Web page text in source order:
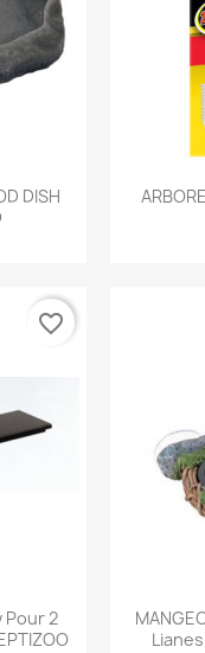
DISH
Pour 2
favorite_border